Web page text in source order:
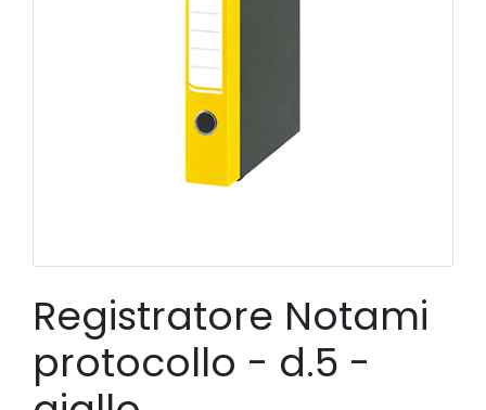
Registratore Notami
protocollo - d.5 -